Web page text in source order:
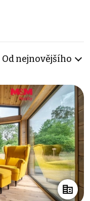
Od nejnovějšího